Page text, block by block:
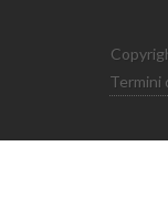
Termini